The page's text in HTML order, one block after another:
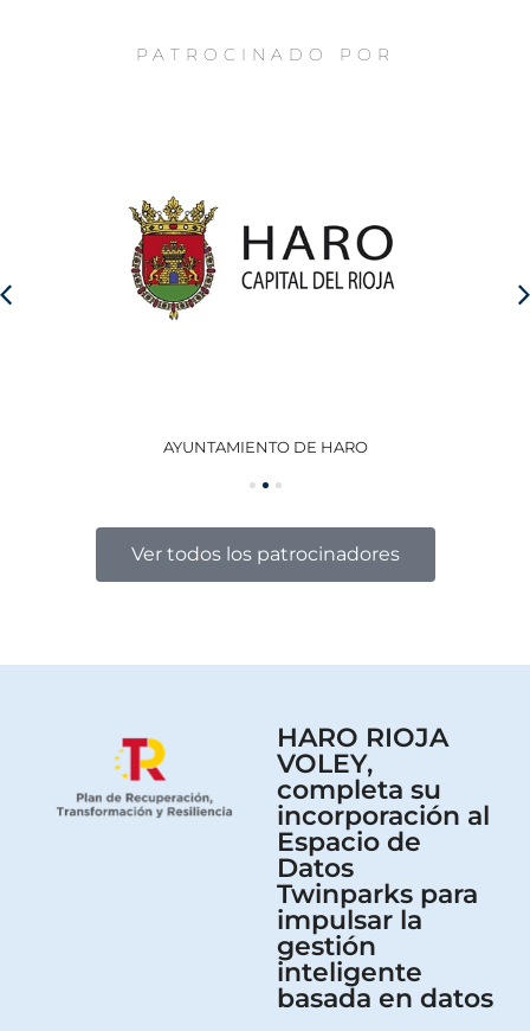
PATROCINADO POR
AYUNTAMIENTO DE HARO
Ver todos los patrocinadores
HARO RIOJA
VOLEY,
completa su
incorporación al
Espacio de
Datos
Twinparks para
impulsar la
gestión
inteligente
basada en datos